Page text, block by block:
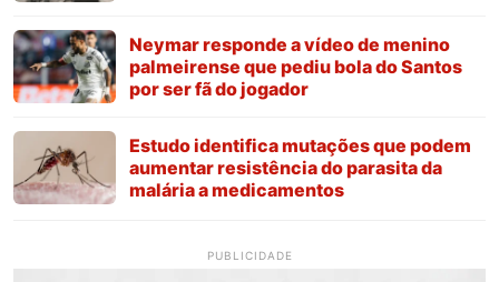
Neymar responde a vídeo de menino
palmeirense que pediu bola do Santos
por ser fã do jogador
Estudo identifica mutações que podem
aumentar resistência do parasita da
malária a medicamentos
PUBLICIDADE